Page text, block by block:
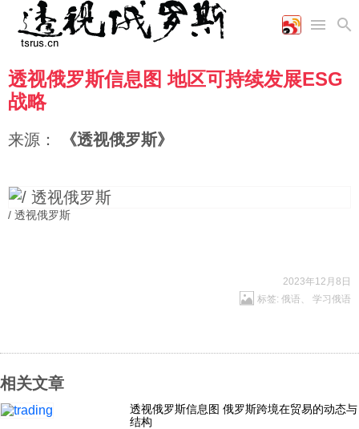
首页
国际
时政
空军
海军
陆军
财经
商业
工业
科技
文艺
教育
美食
图片新闻
高清图片
漫画
透视俄罗斯信息图 地区可持续发展ESG
战略
来源： 《透视俄罗斯》
/ 透视俄罗斯
2023年12月8日
标签: 俄语、 学习俄语
相关文章
透视俄罗斯信息图 俄罗斯跨境在贸易的动态与
结构